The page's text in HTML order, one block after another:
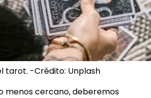
tarot. -Crédito: Unplash
menos cercano, deberemos